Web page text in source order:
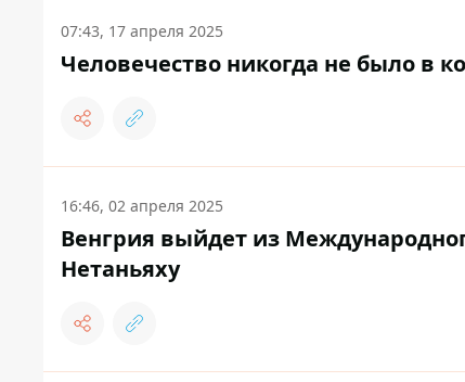
07:43, 17 апреля 2025
Человечество никогда не было в
16:46, 02 апреля 2025
Венгрия выйдет из
Нетаньяху